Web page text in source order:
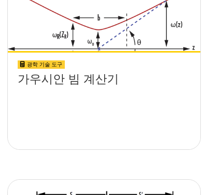
광학 기술 도구
가우시안 빔 계산기